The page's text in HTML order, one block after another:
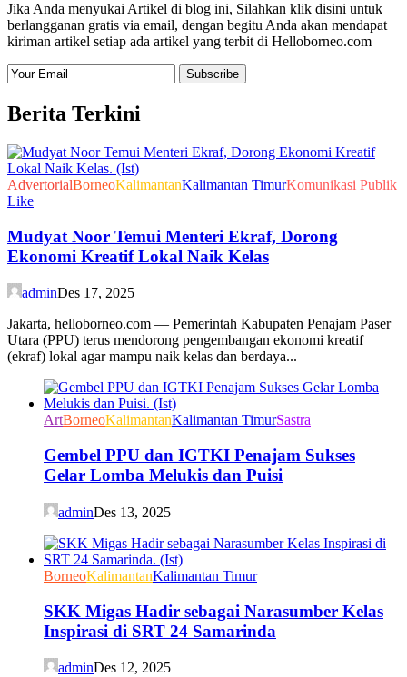
Jika Anda menyukai Artikel di blog ini, Silahkan klik disini untuk
berlangganan gratis via email, dengan begitu Anda akan mendapat
kiriman artikel setiap ada artikel yang terbit di Helloborneo.com
Berita Terkini
AdvertorialBorneoKalimantanKalimantan TimurKomunikasi Publik
Like
Mudyat Noor Temui Menteri Ekraf, Dorong
Ekonomi Kreatif Lokal Naik Kelas
adminDes 17, 2025
Jakarta, helloborneo.com — Pemerintah Kabupaten Penajam Paser
Utara (PPU) terus mendorong pengembangan ekonomi kreatif
(ekraf) lokal agar mampu naik kelas dan berdaya...
ArtBorneoKalimantanKalimantan TimurSastra
Gembel PPU dan IGTKI Penajam Sukses
Gelar Lomba Melukis dan Puisi
adminDes 13, 2025
BorneoKalimantanKalimantan Timur
SKK Migas Hadir sebagai Narasumber Kelas
Inspirasi di SRT 24 Samarinda
adminDes 12, 2025